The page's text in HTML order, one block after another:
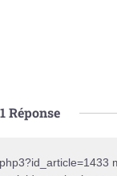
1Réponse